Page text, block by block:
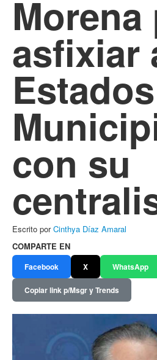
asfixiar
con su
Escrito porCinthya Díaz Amaral
COMPARTE EN
Facebook X WhatsApp
Copiar link p/Msgr y Trends